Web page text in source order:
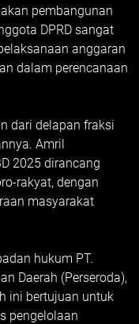
pembangunan
DPRD sangat
anggaran
dalam perencanaan
dari delapan fraksi
Amril
2025 dirancang
rakyat, dengan
masyarakat
hukum PT.
Daerah (Perseroda),
ini bertujuan untuk
pengelolaan